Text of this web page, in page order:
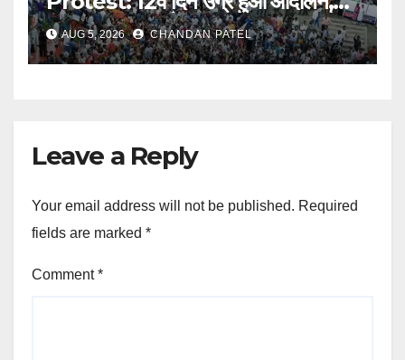
अब भूख हड़ताल से सरकार पर दबाव बढ़ाने
की तैयारी
AUG 5, 2026 CHANDAN PATEL
Leave a Reply
Your email address will not be published. Required
fields are marked *
Comment*